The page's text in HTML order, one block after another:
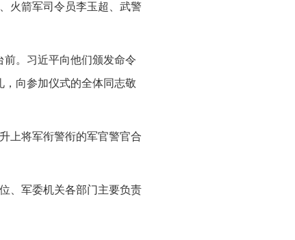
火箭军司令员李玉超、武警
。习近平向他们颁发命令
向参加仪式的全体同志敬
上将军衔警衔的军官警官合
、军委机关各部门主要负责